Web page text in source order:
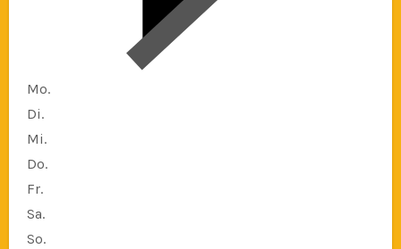
Mo.
Di.
Mi.
Do.
Fr.
Sa.
So.